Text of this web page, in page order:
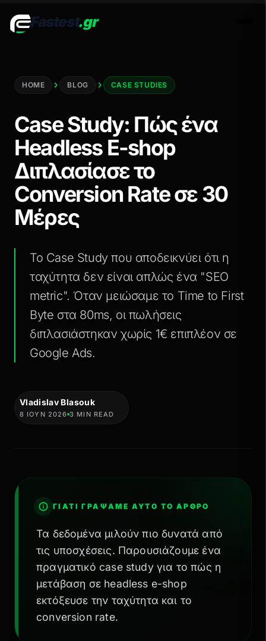
Fastest.gr
HOME BLOG CASE STUDIES
Case Study: Πώς ένα
Headless E-shop
Διπλασίασε το
Conversion Rate σε 30
Μέρες
Το Case Study που αποδεικνύει ότι η
ταχύτητα δεν είναι απλώς ένα "SEO
metric". Όταν μειώσαμε το Time to First
Byte στα 80ms, οι πωλήσεις
διπλασιάστηκαν χωρίς 1€ επιπλέον σε
Google Ads.
Vladislav Blasouk
8 ΙΟΥΝ 2026 3 MIN READ
ΓΙΑΤΊ ΓΡΆΨΑΜΕ ΑΥΤΌ ΤΟ ΆΡΘΡΟ
Τα δεδομένα μιλούν πιο δυνατά από
τις υποσχέσεις. Παρουσιάζουμε ένα
πραγματικό case study για το πώς η
μετάβαση σε headless e-shop
εκτόξευσε την ταχύτητα και το
conversion rate.